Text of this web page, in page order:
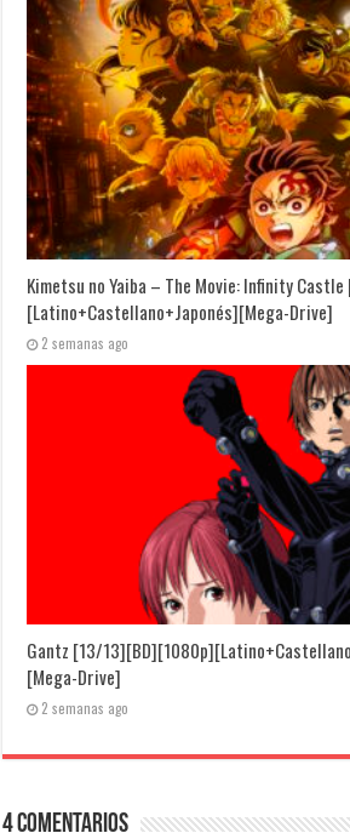
Kimetsu no Yaiba – The Movie: Infinity
[Latino+Castellano+Japonés][Mega-Drive]
2 semanas ago
Gantz [13/
[Mega-Drive]
2 semanas ago
4 Comentarios